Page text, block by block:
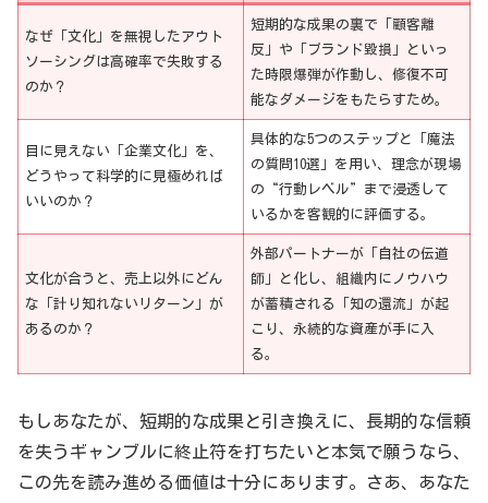
なぜ「文化」を無視したアウト
ソーシングは高確率で失敗する
のか？
短期的な成果の裏で「顧客離
反」や「ブランド毀損」といっ
た時限爆弾が作動し、修復不可
能なダメージをもたらすため。
目に見えない「企業文化」を、
どうやって科学的に見極めれば
いいのか？
具体的な5つのステップと「魔法
の質問10選」を用い、理念が現場
の“行動レベル”まで浸透して
いるかを客観的に評価する。
文化が合うと、売上以外にどん
な「計り知れないリターン」が
あるのか？
外部パートナーが「自社の伝道
師」と化し、組織内にノウハウ
が蓄積される「知の還流」が起
こり、永続的な資産が手に入
る。
もしあなたが、短期的な成果と引き換えに、長期的な信頼
を失うギャンブルに終止符を打ちたいと本気で願うなら、
この先を読み進める価値は十分にあります。さあ、あなた